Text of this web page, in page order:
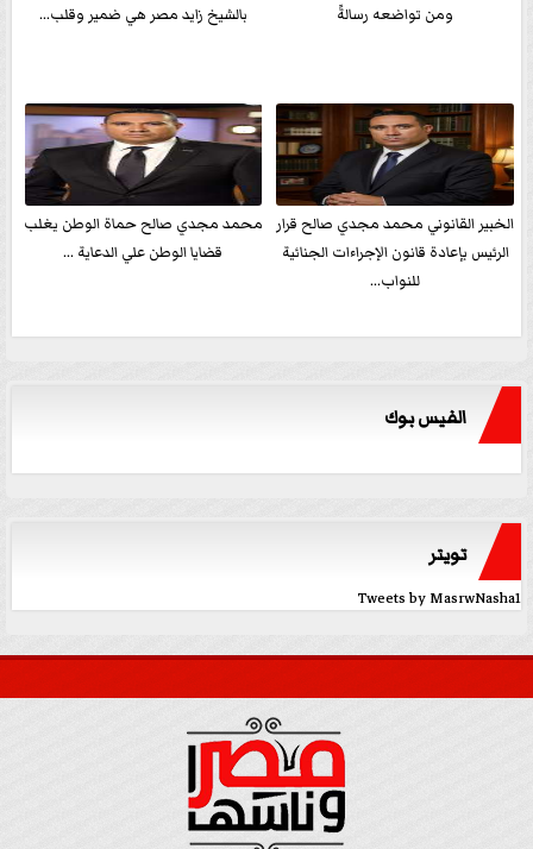
ومن تواضعه رسالةً
بالشيخ زايد مصر هي ضمير وقلب...
الخبير القانوني محمد مجدي صالح قرار
الرئيس بإعادة قانون الإجراءات الجنائية
للنواب...
محمد مجدي صالح حماة الوطن يغلب
قضايا الوطن علي الدعاية ...
الفيس بوك
تويتر
Tweets by MasrwNasha1